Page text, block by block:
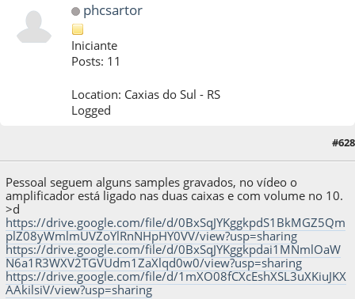
phcsartor
Iniciante
Posts: 11
Location: Caxias do Sul - RS
Logged
#628
Pessoal seguem alguns samples gravados, no vídeo o
amplificador está ligado nas duas caixas e com volume no 10.
>d
https://drive.google.com/file/d/0BxSqJYKggkpdS1BkMGZ5Qm
plZ08yWmlmUVZoYlRnNHpHY0VV/view?usp=sharing
https://drive.google.com/file/d/0BxSqJYKggkpdai1MNmlOaW
N6a1R3WXV2TGVUdm1ZaXlqd0w0/view?usp=sharing
https://drive.google.com/file/d/1mXO08fCXcEshXSL3uXKiuJKX
AAkilsiV/view?usp=sharing